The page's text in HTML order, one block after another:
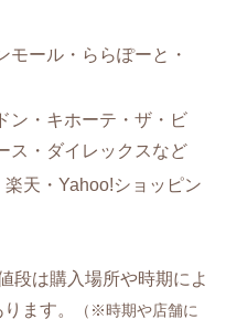
モール・ららぽーと・
ン・キホーテ・ザ・ビ
ス・ダイレックスなど
天・Yahoo!ショッピン
段は購入場所や時期によ
ます。
（※時期や店舗に